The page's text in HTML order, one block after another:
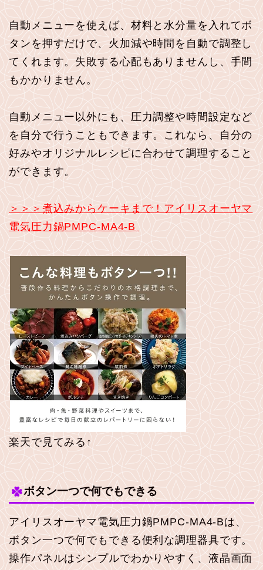
自動メニューを使えば、材料と水分量を入れてボ
タンを押すだけで、火加減や時間を自動で調整し
てくれます。失敗する心配もありませんし、手間
もかかりません。
自動メニュー以外にも、圧力調整や時間設定など
を自分で行うこともできます。これなら、自分の
好みやオリジナルレシピに合わせて調理すること
ができます。
＞＞＞煮込みからケーキまで！アイリスオーヤマ
電気圧力鍋PMPC-MA4-B
楽天で見てみる↑
ボタン一つで何でもできる
アイリスオーヤマ電気圧力鍋PMPC-MA4-Bは、
ボタン一つで何でもできる便利な調理器具です。
操作パネルはシンプルでわかりやすく、液晶画面